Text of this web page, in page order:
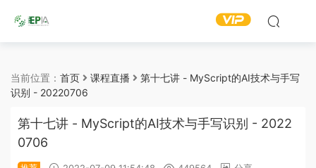
当前位置： 首页 课程直播
第十七讲 - MyScript的AI技术与手写
识别 - 20220706
第十七讲 - MyScript的AI技术与手写识别 - 2022
0706